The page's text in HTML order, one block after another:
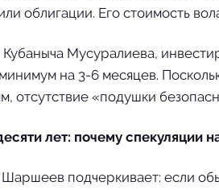
облигации. Его стоимость
Мусуралиева,
на 3-6 месяцев.
отсутствие «подушки
лет: почему спекуляции
подчеркивает: если